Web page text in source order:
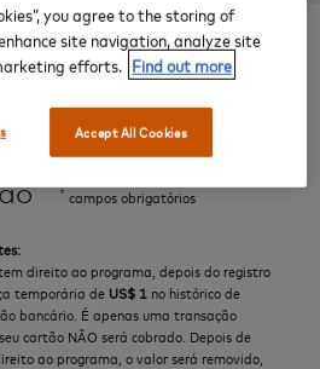
dados do seu
*campos obrigatórios
direito ao programa, depois do registro
temporária de US$ 1 no histórico de
bancário. É apenas uma transação
cartão NÃO será cobrado. Depois de
ao programa, o valor será removido,
you agree to the storing of
site navigation, analyze site
efforts. Find out more
Accept All Cookies